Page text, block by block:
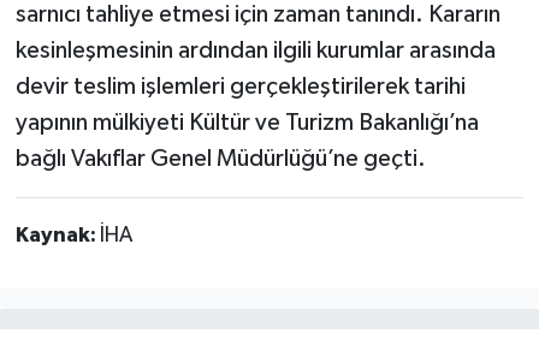
sarnıcı tahliye etmesi için zaman tanındı. Kararın
kesinleşmesinin ardından ilgili kurumlar arasında
devir teslim işlemleri gerçekleştirilerek tarihi
yapının mülkiyeti Kültür ve Turizm Bakanlığı’na
bağlı Vakıflar Genel Müdürlüğü’ne geçti.
Kaynak: İHA